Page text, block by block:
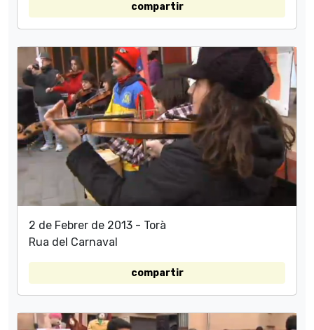
compartir
2 de Febrer de 2013 - Torà
Rua del Carnaval
compartir